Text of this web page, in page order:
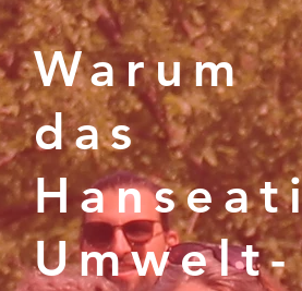
Warum
das
Umwelt-